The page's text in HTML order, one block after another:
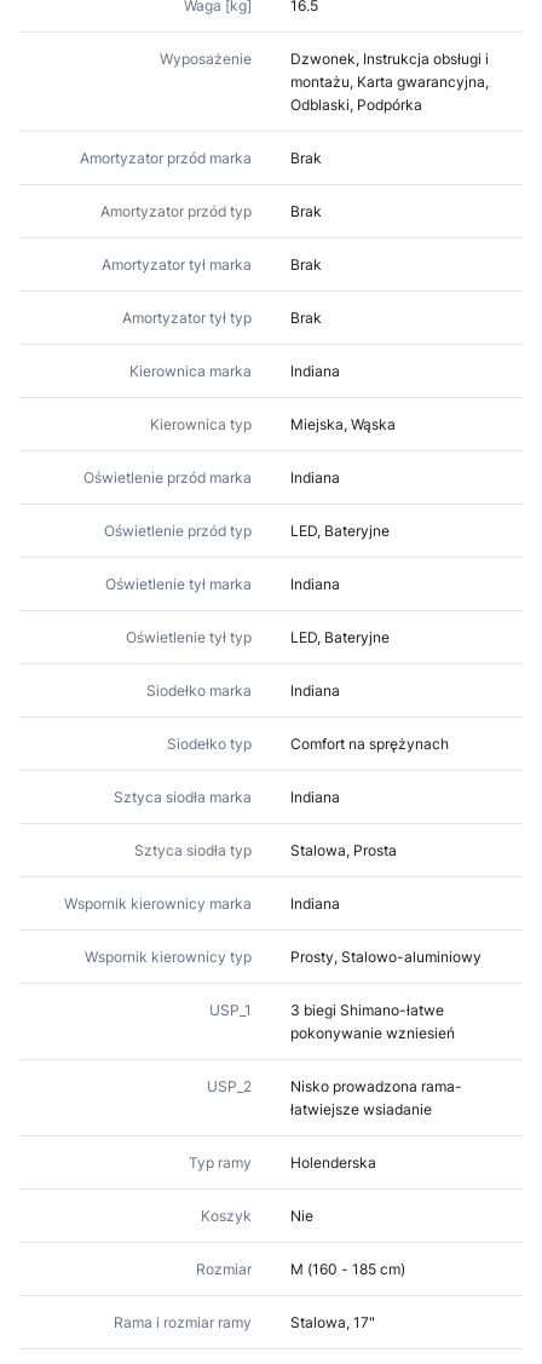
Waga [kg] 16.5
Wyposażenie
Dzwonek, Instrukcja obsługi i
montażu, Karta gwarancyjna,
Odblaski, Podpórka
Amortyzator przód marka Brak
Amortyzator przód typ Brak
Amortyzator tył marka Brak
Amortyzator tył typ Brak
Kierownica marka Indiana
Kierownica typ Miejska, Wąska
Oświetlenie przód marka Indiana
Oświetlenie przód typ LED, Bateryjne
Oświetlenie tył marka Indiana
Oświetlenie tył typ LED, Bateryjne
Siodełko marka Indiana
Siodełko typ Comfort na sprężynach
Sztyca siodła marka Indiana
Sztyca siodła typ Stalowa, Prosta
Wspornik kierownicy marka Indiana
Wspornik kierownicy typ Prosty, Stalowo-aluminiowy
USP_1
3 biegi Shimano-łatwe
pokonywanie wzniesień
USP_2
Nisko prowadzona rama-
łatwiejsze wsiadanie
Typ ramy Holenderska
Koszyk Nie
Rozmiar M (160 - 185 cm)
Rama i rozmiar ramy Stalowa, 17"